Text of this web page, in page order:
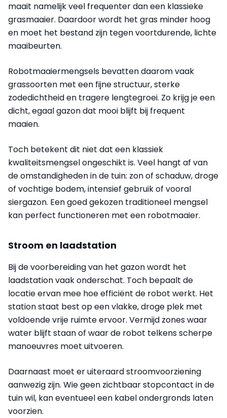
maait namelijk veel frequenter dan een klassieke
grasmaaier. Daardoor wordt het gras minder hoog
en moet het bestand zijn tegen voortdurende, lichte
maaibeurten.
Robotmaaiermengsels bevatten daarom vaak
grassoorten met een fijne structuur, sterke
zodedichtheid en tragere lengtegroei. Zo krijg je een
dicht, egaal gazon dat mooi blijft bij frequent
maaien.
Toch betekent dit niet dat een klassiek
kwaliteitsmengsel ongeschikt is. Veel hangt af van
de omstandigheden in de tuin: zon of schaduw, droge
of vochtige bodem, intensief gebruik of vooral
siergazon. Een goed gekozen traditioneel mengsel
kan perfect functioneren met een robotmaaier.
Stroom en laadstation
Bij de voorbereiding van het gazon wordt het
laadstation vaak onderschat. Toch bepaalt de
locatie ervan mee hoe efficiënt de robot werkt. Het
station staat best op een vlakke, droge plek met
voldoende vrije ruimte ervoor. Vermijd zones waar
water blijft staan of waar de robot telkens scherpe
manoeuvres moet uitvoeren.
Daarnaast moet er uiteraard stroomvoorziening
aanwezig zijn. Wie geen zichtbaar stopcontact in de
tuin wil, kan eventueel een kabel ondergronds laten
voorzien.